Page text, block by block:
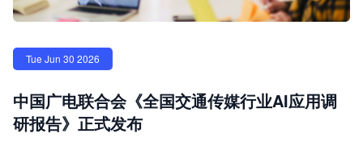
Tue Jun 30 2026
中国广电联合会《全国交通传媒行业AI应用调
研报告》正式发布